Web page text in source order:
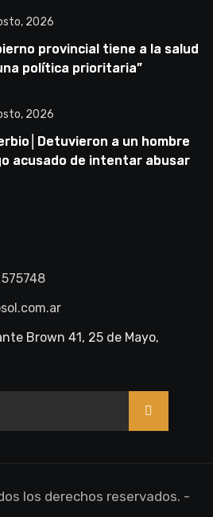
2026
provincial tiene a la salud
política prioritaria”
2026
a un hombre
acusado de intentar abusar
Brown 41, 25 de Mayo,
>
los derechos reservados. -